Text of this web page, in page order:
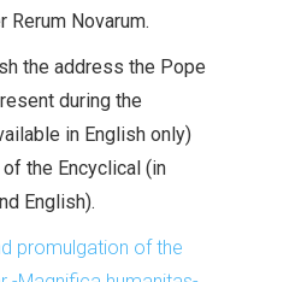
Rerum Novarum.
the address the Pope
during the
in English only)
the Encyclical (in
English).
promulgation of the